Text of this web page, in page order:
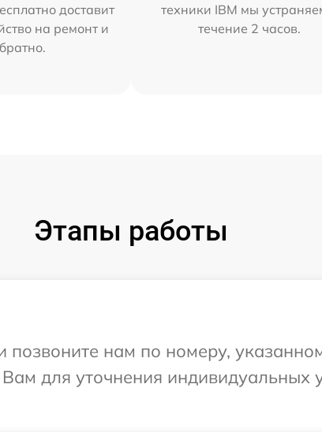
доставит
на ремонт и
техники IBM мы
течение 2 часов.
Этапы работы
нам по номеру,
для уточнения